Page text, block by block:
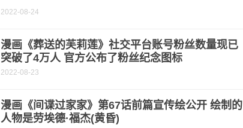
2022-08-24
漫画《葬送的芙莉莲》社交平台账号粉丝数量现已
突破了4万人 官方公布了粉丝纪念图标
2022-08-23
漫画《间谍过家家》第67话前篇宣传绘公开 绘制的
人物是劳埃德·福杰(黄昏)